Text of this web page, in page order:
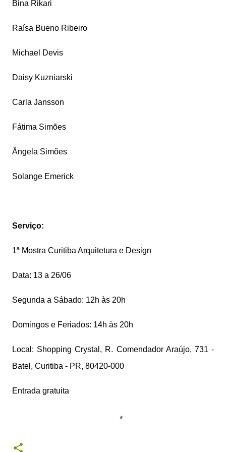
Bina Rikari
Raísa Bueno Ribeiro
Michael Devis
Daisy Kuzniarski
Carla Jansson
Fátima Simões
Ângela Simões
Solange Emerick
Serviço:
1ª Mostra Curitiba Arquitetura e Design
Data: 13 a 26/06
Segunda a Sábado: 12h às 20h
Domingos e Feriados: 14h às 20h
Local: Shopping Crystal, R. Comendador Araújo, 731 -
Batel, Curitiba - PR, 80420-000
Entrada gratuita